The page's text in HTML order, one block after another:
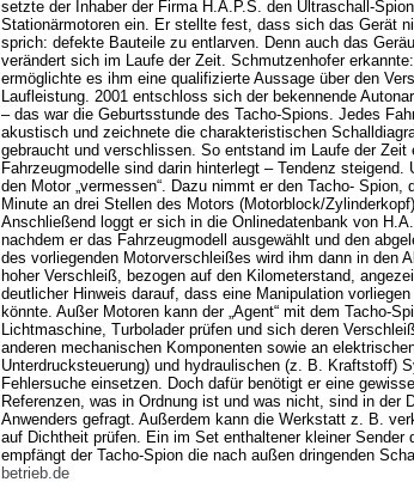
setzte der Inhaber der Firma H.A.P.S. den Ultraschall-
Stationärmotoren ein. Er stellte fest, dass sich das Gerät
sprich: defekte Bauteile zu entlarven. Denn auch das
verändert sich im Laufe der Zeit. Schmutzenhofer
ermöglichte es ihm eine qualifizierte Aussage über den
Laufleistung. 2001 entschloss sich der bekennende
– das war die Geburtsstunde des Tacho-Spions. Jedes
akustisch und zeichnete die charakteristischen
gebraucht und verschlissen. So entstand im Laufe der
Fahrzeugmodelle sind darin hinterlegt – Tendenz
den Motor „vermessen“. Dazu nimmt er den Tacho-
Minute an drei Stellen des Motors (Motorblock/
Anschließend loggt er sich in die Onlinedatenbank von
nachdem er das Fahrzeugmodell ausgewählt und den
des vorliegenden Motorverschleißes wird ihm dann in den
hoher Verschleiß, bezogen auf den Kilometerstand,
deutlicher Hinweis darauf, dass eine Manipulation
könnte. Außer Motoren kann der „Agent“ mit dem Tacho-
Lichtmaschine, Turbolader prüfen und sich deren
anderen mechanischen Komponenten sowie an
Unterdrucksteuerung) und hydraulischen (z. B. Kraftstoff)
Fehlersuche einsetzen. Doch dafür benötigt er eine
Referenzen, was in Ordnung ist und was nicht, sind in der
Anwenders gefragt. Außerdem kann die Werkstatt z. B.
auf Dichtheit prüfen. Ein im Set enthaltener kleiner
empfängt der Tacho-Spion die nach außen dringenden
betrieb.de